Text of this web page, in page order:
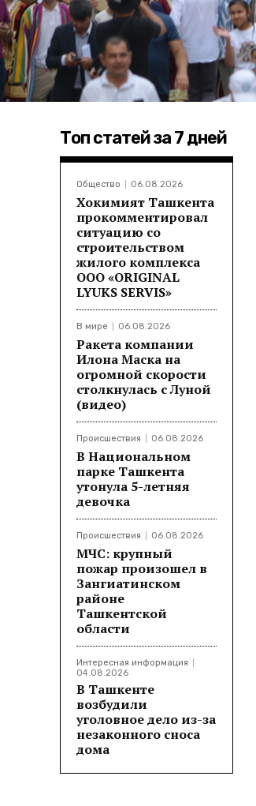
Топ статей за 7 дней
Общество 06.08.2026
Хокимият Ташкента
прокомментировал
ситуацию со
строительством
жилого комплекса
ООО «ORIGINAL
LYUKS SERVIS»
В мире 06.08.2026
Ракета компании
Илона Маска на
огромной скорости
столкнулась с Луной
(видео)
Происшествия 06.08.2026
В Национальном
парке Ташкента
утонула 5-летняя
девочка
Происшествия 06.08.2026
МЧС: крупный
пожар произошел в
Зангиатинском
районе
Ташкентской
области
Интересная информация
04.08.2026
В Ташкенте
возбудили
уголовное дело из-за
незаконного сноса
дома